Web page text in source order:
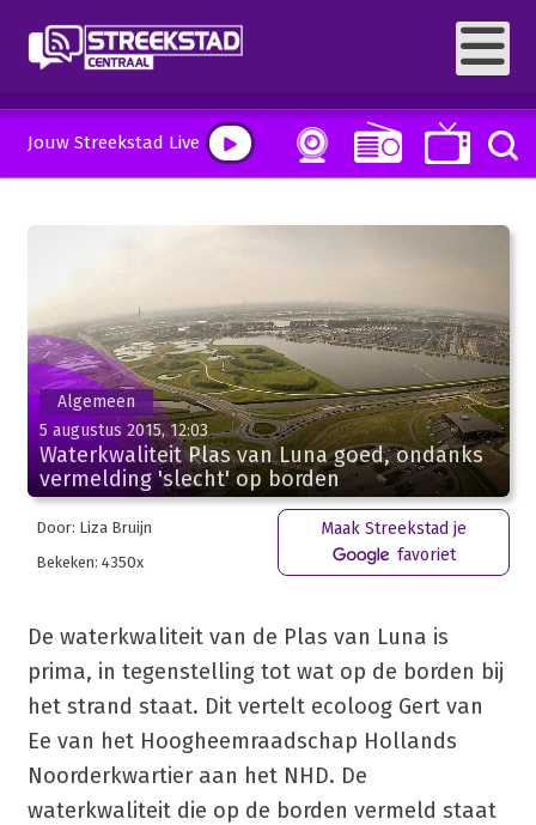
Jouw Streekstad Live
Algemeen
5 augustus 2015, 12:03
Waterkwaliteit Plas van Luna goed, ondanks
vermelding 'slecht' op borden
Door: Liza Bruijn
Bekeken: 4350x
Maak Streekstad je
favoriet
De waterkwaliteit van de Plas van Luna is
prima, in tegenstelling tot wat op de borden bij
het strand staat. Dit vertelt ecoloog Gert van
Ee van het Hoogheemraadschap Hollands
Noorderkwartier aan het NHD. De
waterkwaliteit die op de borden vermeld staat